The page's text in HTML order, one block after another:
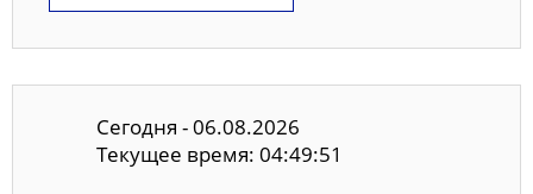
Сегодня - 06.08.2026
Текущее время: 04:49:51